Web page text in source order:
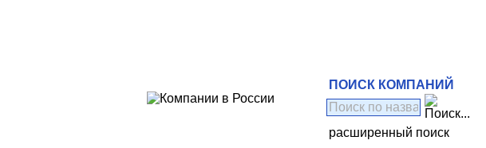
ПОИСК КОМПАНИЙ
расширенный поиск